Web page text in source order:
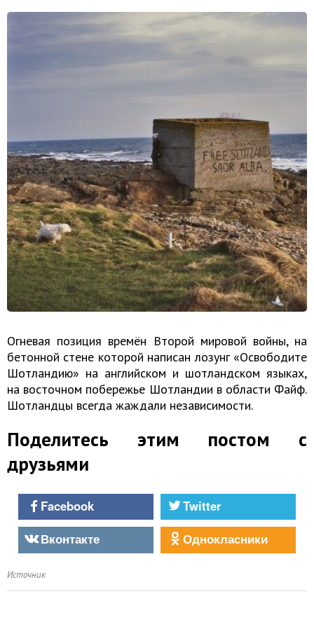
Огневая позиция времён Второй мировой войны, на
бетонной стене которой написан лозунг «Освободите
Шотландию» на английском и шотландском языках,
на восточном побережье Шотландии в области Файф.
Шотландцы всегда жаждали независимости.
Поделитесь этим постом с
друзьями
Facebook
Twitter
Вконтакте
Однокласники
Источник